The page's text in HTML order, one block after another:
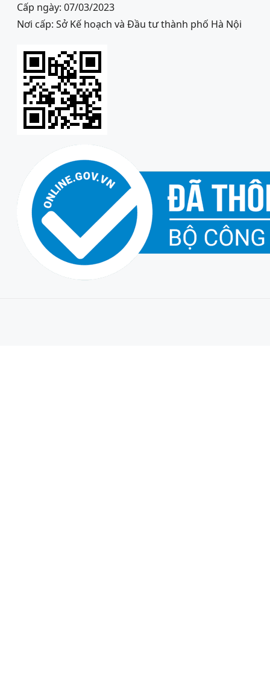
Cấp ngày: 07/03/2023
Nơi cấp: Sở Kế hoạch và Đầu tư thành phố Hà Nội